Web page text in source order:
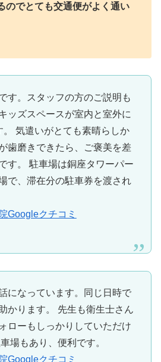
のでとても交通便がよく通い
す。スタッフの方のご説明も
ッズスペースが室内と室外に
。 気遣いがとても素晴らしか
歯磨きできたら、ご褒美を差
す。 駐車場は銅座タワーパー
で、滞在分の駐車券を渡され
Googleクチコミ
になっています。同じ日時で
かります。 先生も衛生士さん
ローもしっかりしていただけ
場もあり、便利です。
Googleクチコミ